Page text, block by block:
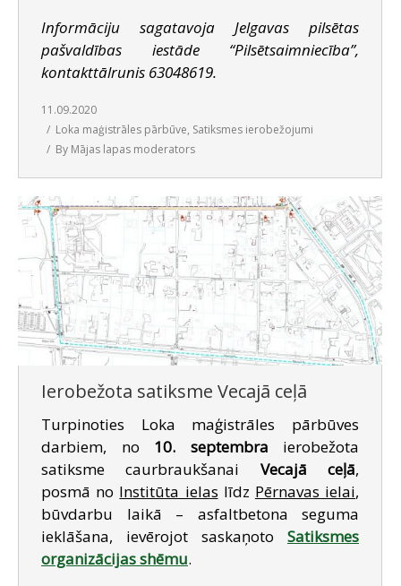
Informāciju sagatavoja Jelgavas pilsētas
pašvaldības iestāde “Pilsētsaimniecība”,
kontakttālrunis 63048619.
11.09.2020
Loka maģistrāles pārbūve, Satiksmes ierobežojumi
By Mājas lapas moderators
Ierobežota satiksme Vecajā ceļā
Turpinoties Loka maģistrāles pārbūves
darbiem, no 10. septembra ierobežota
satiksme caurbraukšanai Vecajā ceļā,
posmā no Institūta ielas līdz Pērnavas ielai,
būvdarbu laikā – asfaltbetona seguma
ieklāšana, ievērojot saskaņoto Satiksmes
organizācijas shēmu.